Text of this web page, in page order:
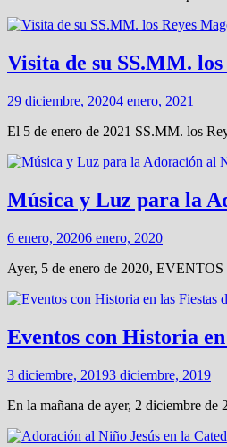
Visita de su SS.MM.
29 diciembre, 20204 enero, 2021
El 5 de enero de 2021 SS.MM. los
Música y Luz para la
6 enero, 20206 enero, 2020
Ayer, 5 de enero de 2020,
Eventos con Historia
3 diciembre, 20193 diciembre, 2019
En la mañana de ayer, 2 diciembre